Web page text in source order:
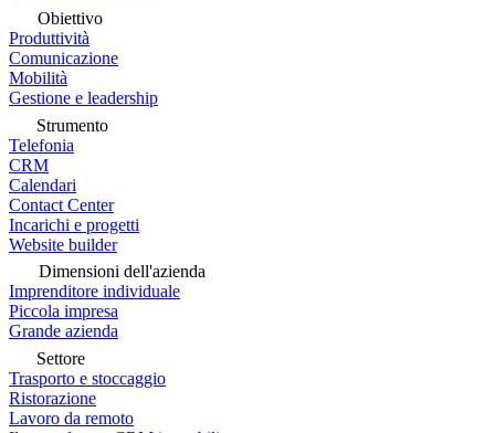
Obiettivo
Produttività
Comunicazione
Mobilità
Gestione e leadership
Strumento
Telefonia
CRM
Calendari
Contact Center
Incarichi e progetti
Website builder
Dimensioni dell'azienda
Imprenditore individuale
Piccola impresa
Grande azienda
Settore
Trasporto e stoccaggio
Ristorazione
Lavoro da remoto